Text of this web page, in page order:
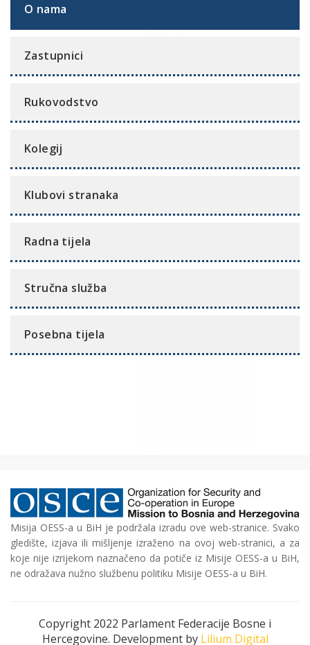
O nama
Zastupnici
Rukovodstvo
Kolegij
Klubovi stranaka
Radna tijela
Stručna služba
Posebna tijela
Misija OESS-a u BiH je podržala izradu ove web-stranice. Svako
gledište, izjava ili mišljenje izraženo na ovoj web-stranici, a za
koje nije izrijekom naznačeno da potiče iz Misije OESS-a u BiH,
ne odražava nužno službenu politiku Misije OESS-a u BiH.
Copyright 2022 Parlament Federacije Bosne i
Hercegovine. Development by Lilium Digital